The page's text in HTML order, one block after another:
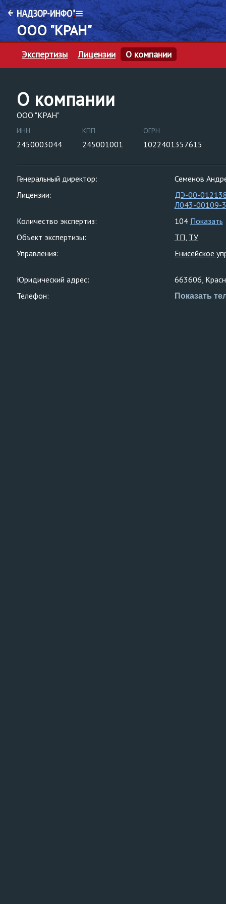
ООО "КРАН"
Экспертизы Лицензии О компании
О компании
ООО "КРАН"
ИНН
2450003044
КПП
245001001
ОГРН
1022401357615
Генеральный директор:
Семенов
Лицензии:
ДЭ-00-
Л043-00109-
Количество экспертиз:
104 Показать
Объект экспертизы:
ТП ТУ
Управления:
Енисейское
Юридический адрес:
663606,
Телефон:
Показать